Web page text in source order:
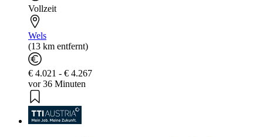
Vollzeit
Wels
(13 km entfernt)
€ 4.021 - € 4.267
vor 36 Minuten